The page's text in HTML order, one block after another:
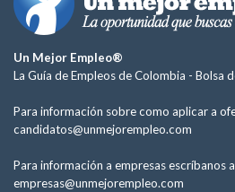
Un Mejor Empleo®
La Guía de Empleos de Colombia - Bolsa
Para información sobre como aplicar a
candidatos@unmejorempleo.com
Para información a empresas escríbanos a
empresas@unmejorempleo.com